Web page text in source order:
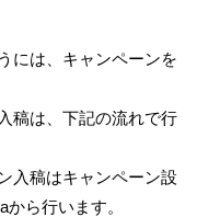
には、キャンペーンを
稿は、下記の流れで行
入稿はキャンペーン設
ら行います。